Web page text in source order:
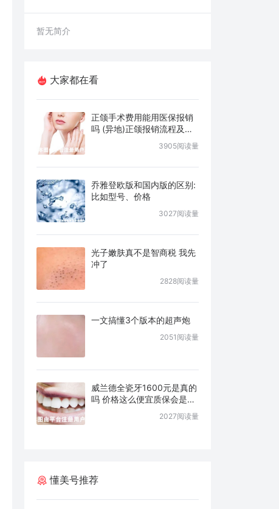
暂无简介
大家都在看
正颌手术费用能用医保报销
吗 (异地)正颌报销流程及条
3905阅读量
乔雅登欧版和国内版的区别:
比如型号、价格
3027阅读量
光子嫩肤真不是智商税 我先
冲了
2828阅读量
一文搞懂3个版本的超声炮
2051阅读量
威兰德全瓷牙1600元是真的
吗 价格这么便宜质保会是几
2027阅读量
懂美号推荐